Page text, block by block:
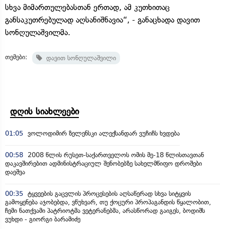
სხვა მიმართულებასთან ერთად, ამ კუთხითაც
განსაკუთრებულად აღსანიშნავია“, - განაცხადა დავით
სონღულაშვილმა.
თემები: დავით სონღულაშვილი
დღის სიახლეები
01:05 ვოლოდიმირ ზელენსკი ალექსანდარ ვუჩიჩს ხვდება
00:58
2008 წლის რუსეთ-საქართველოს ომის მე-18 წლისთავთან
დაკავშირებით ადმინისტრაციულ შენობებზე სახელმწიფო დროშები
დაეშვა
00:35 ტყვეების გაცვლის პროცესების აღსაწერად სხვა სიტყვის
გამოყენება აჯობებდა, ვწუხვარ, თუ ქოცური პროპაგანდის წყალობით,
ჩემი ნათქვამი პატრიოტმა ვეტერანებმა, არასწორად გაიგეს, ბოდიშს
ვუხდი - გიორგი ბარამიძე